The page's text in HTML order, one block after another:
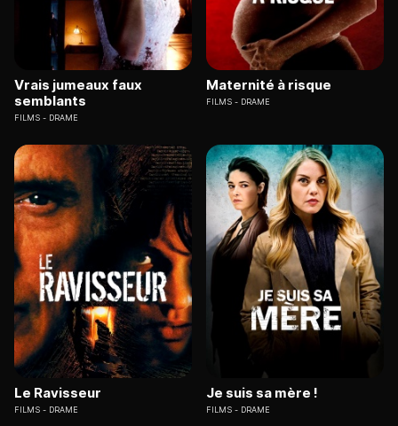
Vrais jumeaux faux
semblants
FILMS DRAME
Maternité à risque
FILMS DRAME
Le Ravisseur
FILMS DRAME
Je suis sa mère !
FILMS DRAME